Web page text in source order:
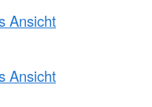
Ansicht
Ansicht